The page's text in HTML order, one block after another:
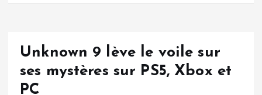
Unknown 9 lève le voile sur
ses mystères sur PS5, Xbox et
PC